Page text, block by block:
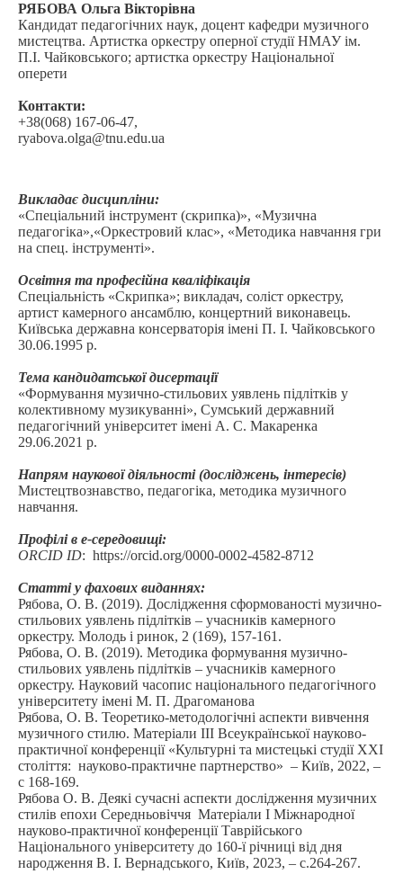
РЯБОВА Ольга Вікторівна
Кандидат педагогічних наук, доцент кафедри музичного
мистецтва. Артистка оркестру оперної студії НМАУ ім.
П.І. Чайковського; артистка оркестру Національної
оперети
Контакти:
+38(068) 167-06-47,
ryabova.olga@tnu.edu.ua
Викладає дисципліни:
«Спеціальний інструмент (скрипка)», «Музична
педагогіка»,«Оркестровий клас», «Методика навчання гри
на спец. інструменті».
Освітня та професійна кваліфікація
Спеціальність «Скрипка»; викладач, соліст оркестру,
артист камерного ансамблю, концертний виконавець.
Київська державна консерваторія імені П. І. Чайковського
30.06.1995 р.
Тема кандидатської дисертації
«Формування музично-стильових уявлень підлітків у
колективному музикуванні», Сумський державний
педагогічний університет імені А. С. Макаренка
29.06.2021 р.
Напрям наукової діяльності (досліджень, інтересів)
Мистецтвознавство, педагогіка, методика музичного
навчання.
Профілі в е-середовищі:
ORCID ID: https://orcid.org/0000-0002-4582-8712
Статті у фахових виданнях:
Рябова, О. В. (2019). Дослідження сформованості музично-
стильових уявлень підлітків – учасників камерного
оркестру. Молодь і ринок, 2 (169), 157-161.
Рябова, О. В. (2019). Методика формування музично-
стильових уявлень підлітків – учасників камерного
оркестру. Науковий часопис національного педагогічного
університету імені М. П. Драгоманова
Рябова, О. В. Теоретико-методологічні аспекти вивчення
музичного стилю. Матеріали III Всеукраїнської науково-
практичної конференції «Культурні та мистецькі студії ХХІ
століття: науково-практичне партнерство» – Київ, 2022, –
с 168-169.
Рябова О. В. Деякі сучасні аспекти дослідження музичних
стилів епохи Середньовіччя Матеріали I Міжнародної
науково-практичної конференції Таврійського
Національного університету до 160-ї річниці від дня
народження В. І. Вернадського, Київ, 2023, – с.264-267.